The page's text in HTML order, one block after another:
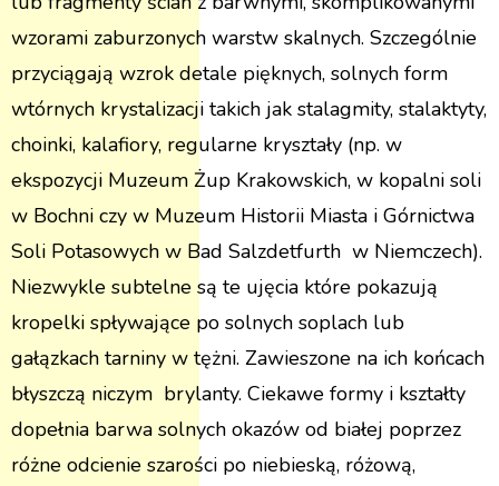
wzorami zaburzonych warstw skalnych. Szczególnie
przyciągają wzrok detale pięknych, solnych form
wtórnych krystalizacji takich jak stalagmity, stalaktyty,
choinki, kalafiory, regularne kryształy (np. w
ekspozycji Muzeum Żup Krakowskich, w kopalni soli
w Bochni czy w Muzeum Historii Miasta i Górnictwa
Soli Potasowych w Bad Salzdetfurth w Niemczech).
Niezwykle subtelne są te ujęcia które pokazują
kropelki spływające po solnych soplach lub
gałązkach tarniny w tężni. Zawieszone na ich końcach
błyszczą niczym brylanty. Ciekawe formy i kształty
dopełnia barwa solnych okazów od białej poprzez
różne odcienie szarości po niebieską, różową,